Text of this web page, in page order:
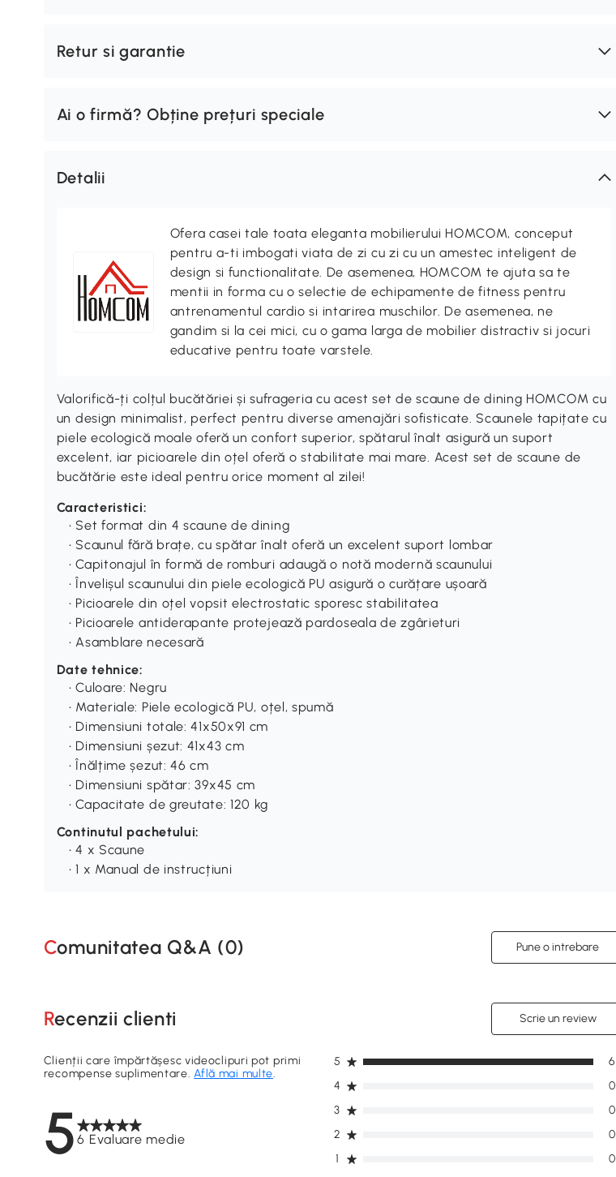
Retur si garantie
Ai o firmă? Obține prețuri speciale
Detalii
Ofera casei tale toata eleganta mobilierului HOMCOM, conceput
pentru a-ti imbogati viata de zi cu zi cu un amestec inteligent de
design si functionalitate. De asemenea, HOMCOM te ajuta sa te
mentii in forma cu o selectie de echipamente de fitness pentru
antrenamentul cardio si intarirea muschilor. De asemenea, ne
gandim si la cei mici, cu o gama larga de mobilier distractiv si jocuri
educative pentru toate varstele.
Valorifică-ți colțul bucătăriei și sufrageria cu acest set de scaune de dining HOMCOM cu
un design minimalist, perfect pentru diverse amenajări sofisticate. Scaunele tapițate cu
piele ecologică moale oferă un confort superior, spătarul înalt asigură un suport
excelent, iar picioarele din oțel oferă o stabilitate mai mare. Acest set de scaune de
bucătărie este ideal pentru orice moment al zilei!
Caracteristici:
• Set format din 4 scaune de dining
• Scaunul fără brațe, cu spătar înalt oferă un excelent suport lombar
• Capitonajul în formă de romburi adaugă o notă modernă scaunului
• Învelișul scaunului din piele ecologică PU asigură o curățare ușoară
• Picioarele din oțel vopsit electrostatic sporesc stabilitatea
• Picioarele antiderapante protejează pardoseala de zgârieturi
• Asamblare necesară
Date tehnice:
• Culoare: Negru
• Materiale: Piele ecologică PU, oțel, spumă
• Dimensiuni totale: 41x50x91 cm
• Dimensiuni șezut: 41x43 cm
• Înălțime șezut: 46 cm
• Dimensiuni spătar: 39x45 cm
• Capacitate de greutate: 120 kg
Continutul pachetului:
• 4 x Scaune
• 1 x Manual de instrucțiuni
Comunitatea Q&A (0) Pune o intrebare
Recenzii clienti Scrie un review
56 Evaluare medie
Clienții care împărtășesc videoclipuri pot primi
recompense suplimentare.Află mai multe.
1 0
2 0
3 0
4 0
5 6